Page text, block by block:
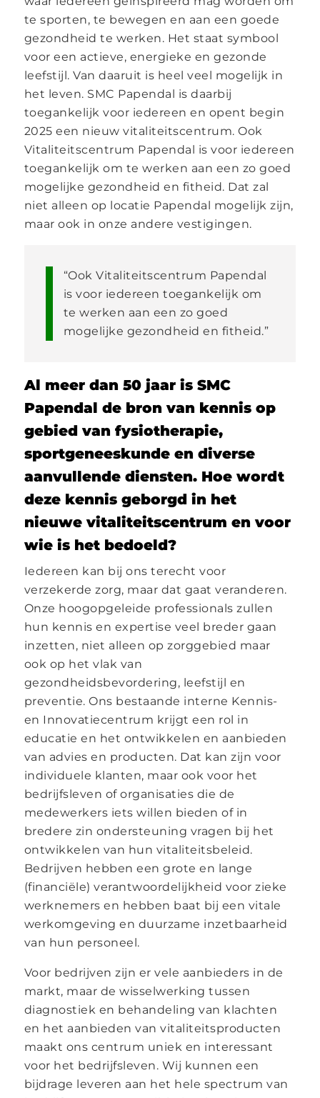
te sporten, te bewegen en aan een goede
gezondheid te werken. Het staat symbool
voor een actieve, energieke en gezonde
leefstijl. Van daaruit is heel veel mogelijk in
het leven. SMC Papendal is daarbij
toegankelijk voor iedereen en opent begin
2025 een nieuw vitaliteitscentrum. Ook
Vitaliteitscentrum Papendal is voor iedereen
toegankelijk om te werken aan een zo goed
mogelijke gezondheid en fitheid. Dat zal
niet alleen op locatie Papendal mogelijk zijn,
maar ook in onze andere vestigingen.
“Ook Vitaliteitscentrum Papendal
is voor iedereen toegankelijk om
te werken aan een zo goed
mogelijke gezondheid en fitheid.”
Al meer dan 50 jaar is SMC
Papendal de bron van kennis op
gebied van fysiotherapie,
sportgeneeskunde en diverse
aanvullende diensten. Hoe wordt
deze kennis geborgd in het
nieuwe vitaliteitscentrum en voor
wie is het bedoeld?
Iedereen kan bij ons terecht voor
verzekerde zorg, maar dat gaat veranderen.
Onze hoogopgeleide professionals zullen
hun kennis en expertise veel breder gaan
inzetten, niet alleen op zorggebied maar
ook op het vlak van
gezondheidsbevordering, leefstijl en
preventie. Ons bestaande interne Kennis-
en Innovatiecentrum krijgt een rol in
educatie en het ontwikkelen en aanbieden
van advies en producten. Dat kan zijn voor
individuele klanten, maar ook voor het
bedrijfsleven of organisaties die de
medewerkers iets willen bieden of in
bredere zin ondersteuning vragen bij het
ontwikkelen van hun vitaliteitsbeleid.
Bedrijven hebben een grote en lange
(financiële) verantwoordelijkheid voor zieke
werknemers en hebben baat bij een vitale
werkomgeving en duurzame inzetbaarheid
van hun personeel.
Voor bedrijven zijn er vele aanbieders in de
markt, maar de wisselwerking tussen
diagnostiek en behandeling van klachten
en het aanbieden van vitaliteitsproducten
maakt ons centrum uniek en interessant
voor het bedrijfsleven. Wij kunnen een
bijdrage leveren aan het hele spectrum van